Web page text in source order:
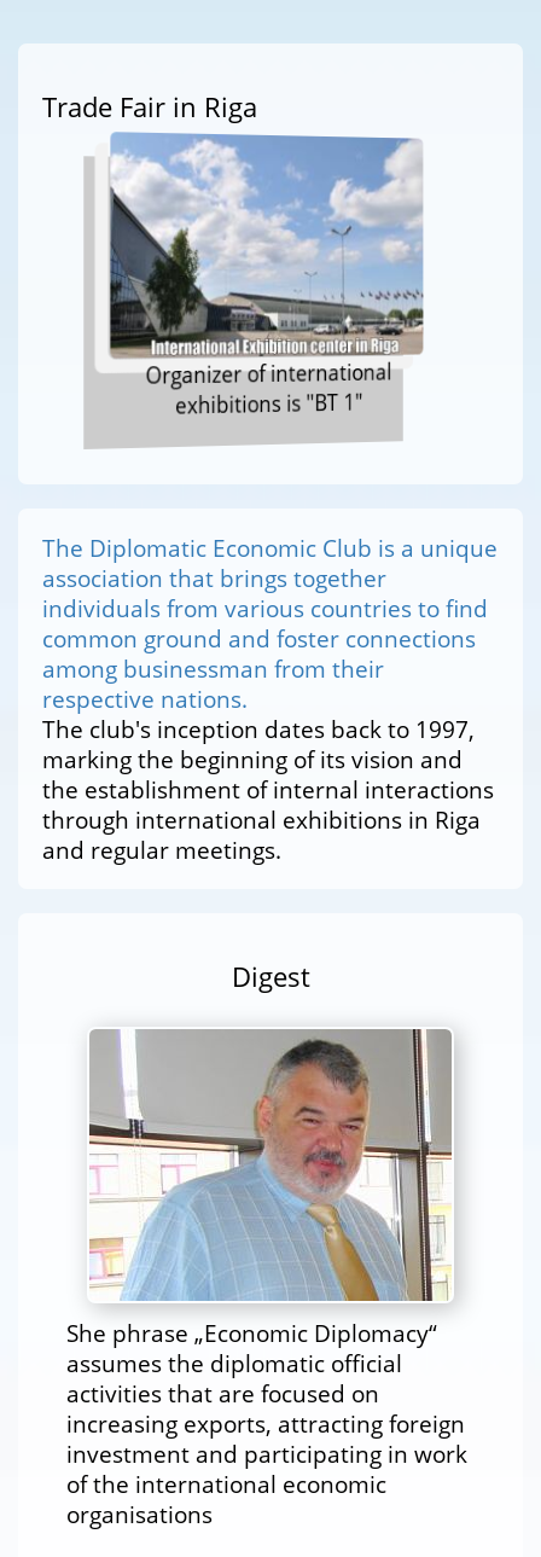
Trade Fair in Riga
Organizer of international
exhibitions is "BT 1"
The Diplomatic Economic Club is a unique
association that brings together
individuals from various countries to find
common ground and foster connections
among businessman from their
respective nations.
The club's inception dates back to 1997,
marking the beginning of its vision and
the establishment of internal interactions
through international exhibitions in Riga
and regular meetings.
Digest
She phrase „Economic Diplomacy“
assumes the diplomatic official
activities that are focused on
increasing exports, attracting foreign
investment and participating in work
of the international economic
organisations